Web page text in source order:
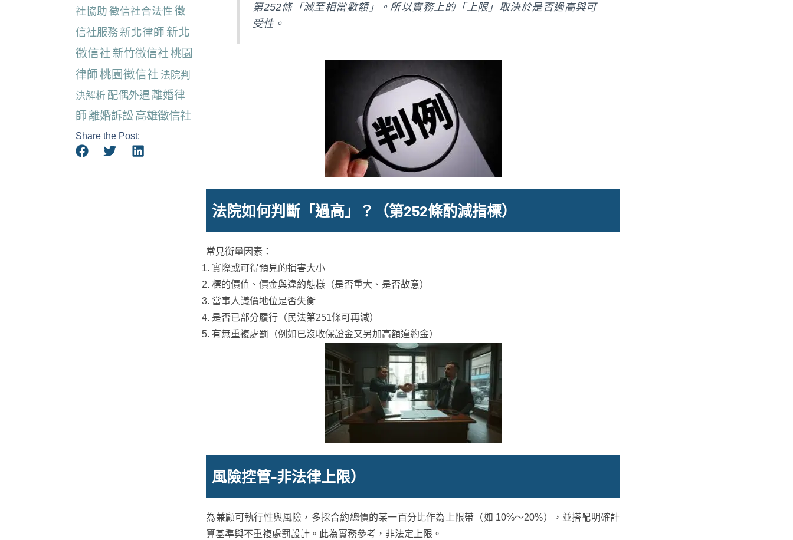
社協助徵信社合法性徵
信社服務 新北律師 新北
徵信社 新竹徵信社桃園
律師桃園徵信社 法院判
決解析 配偶外遇 離婚律
師 離婚訴訟高雄徵信社
Share the Post:
第252條「減至相當數額」。所以實務上的「上限」取決於是否過高與可
受性。
法院如何判斷「過高」？（第252條酌減指標）
常見衡量因素：
實際或可得預見的損害大小
標的價值、價金與違約態樣（是否重大、是否故意）
當事人議價地位是否失衡
是否已部分履行（民法第251條可再減）
有無重複處罰（例如已沒收保證金又另加高額違約金）
風險控管-非法律上限）
為兼顧可執行性與風險，多採合約總價的某一百分比作為上限帶（如 10%～20%），並搭配明確計
算基準與不重複處罰設計。此為實務參考，非法定上限。